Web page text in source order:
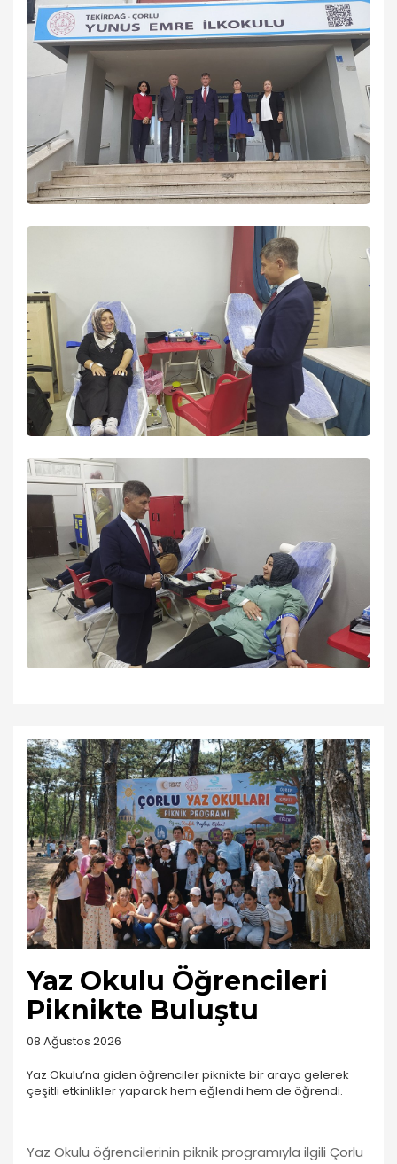
Yaz Okulu Öğrencileri
Piknikte Buluştu
08 Ağustos 2026
Yaz Okulu’na giden öğrenciler piknikte bir araya gelerek
çeşitli etkinlikler yaparak hem eğlendi hem de öğrendi.
Yaz Okulu öğrencilerinin piknik programıyla ilgili Çorlu